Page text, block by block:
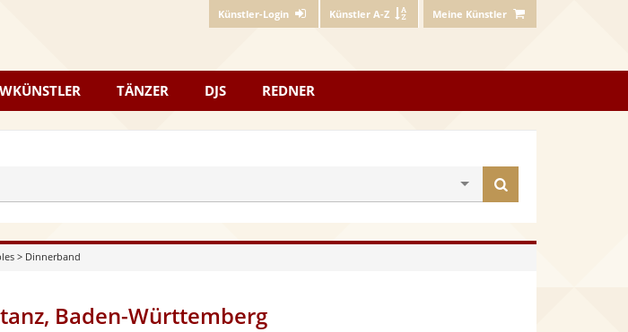
Künstler-Login Künstler A-Z Meine Künstler
TÄNZER DJS REDNER
finden
> Dinnerband
Baden-Württemberg